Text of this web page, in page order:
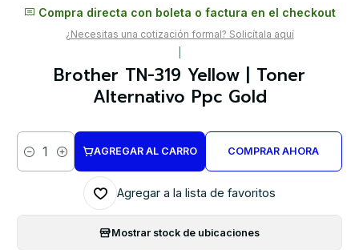
Compra directa con boleta o factura en el checkout
¿Necesitas una cotización formal? Solicítala aquí
Brother TN-319 Yellow | Toner
Alternativo Ppc Gold
Cantidad
AGREGAR AL CARRO COMPRAR AHORA
Agregar a la lista de favoritos
Mostrar stock de ubicaciones